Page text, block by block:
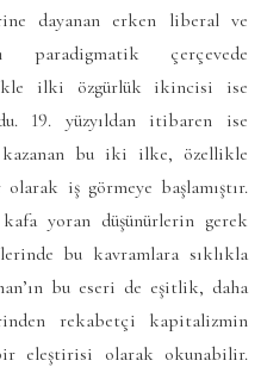
dayanan erken liberal ve
paradigmatik çerçevede
ilki özgürlük ikincisi ise
19. yüzyıldan itibaren ise
bu iki ilke, özellikle
iş görmeye başlamıştır.
yoran düşünürlerin gerek
bu kavramlara sıklıkla
bu eseri de eşitlik, daha
rekabetçi kapitalizmin
eleştirisi olarak okunabilir.